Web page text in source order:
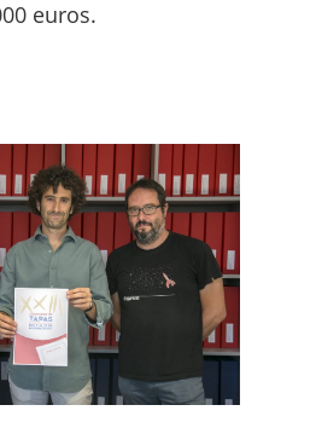
euros.